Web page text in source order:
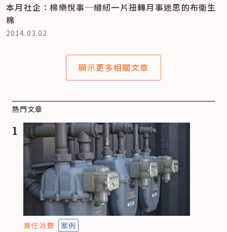
本月社企：棉樂悅事─縫紉一片扭轉月事迷思的布衛生
棉
2014.03.02
顯示更多相關文章
熱門文章
1
責任消費 案例